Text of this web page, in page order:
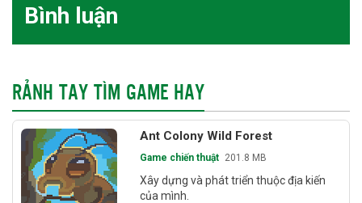
Bình luận
RẢNH TAY TÌM GAME HAY
Ant Colony Wild Forest
Game chiến thuật 201.8 MB
Xây dựng và phát triển thuộc địa kiến
của mình.